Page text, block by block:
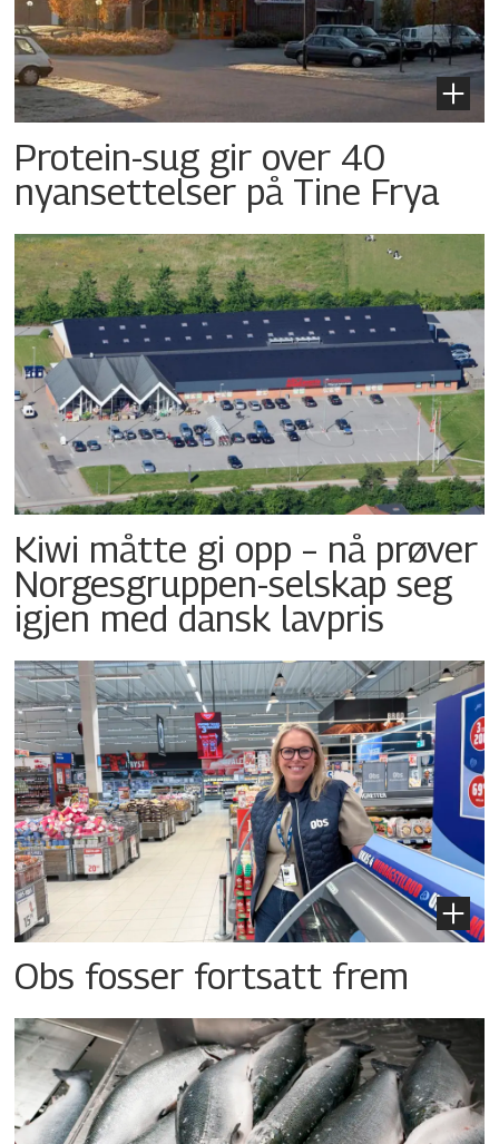
Protein-sug gir over 40
nyansettelser på Tine Frya
Kiwi måtte gi opp – nå prøver
Norgesgruppen-selskap seg
igjen med dansk lavpris
Obs fosser fortsatt frem